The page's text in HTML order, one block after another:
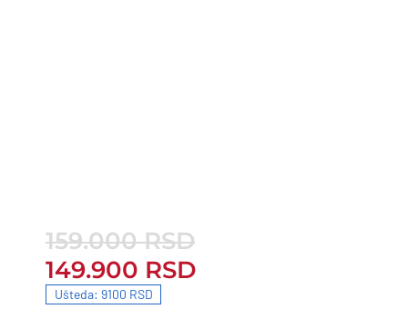
159.000RSD
159.000 RSD.
149.900 RSD
149.900 RSD.
Ušteda: 9100 RSD